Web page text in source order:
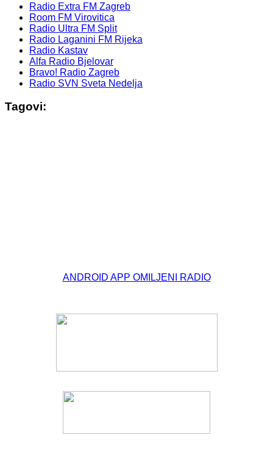
Radio Extra FM Zagreb
Room FM Virovitica
Radio Ultra FM Split
Radio Laganini FM Rijeka
Radio Kastav
Alfa Radio Bjelovar
Bravo! Radio Zagreb
Radio SVN Sveta Nedelja
Tagovi:
ANDROID APP OMILJENI RADIO